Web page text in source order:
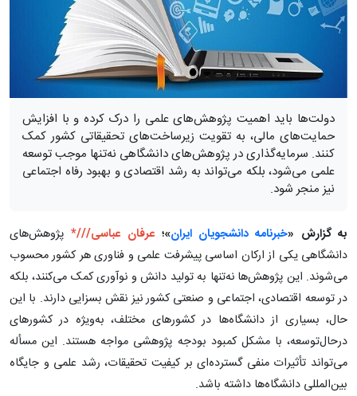
دولت‌ها باید اهمیت پژوهش‌های علمی را درک کرده و با افزایش
حمایت‌های مالی، به تقویت زیرساخت‌های تحقیقاتی کشور کمک
کنند. سرمایه‌گذاری در پژوهش‌های دانشگاهی نه‌تنها موجب توسعه
علمی می‌شود، بلکه می‌تواند به رشد اقتصادی و بهبود رفاه اجتماعی
نیز منجر شود.
به گزارش «خبرنامه دانشجویان ایران»؛ عرفان عباسی///*پژوهش‌های
دانشگاهی یکی از ارکان اساسی پیشرفت علمی و فناوری هر کشور محسوب
می‌شوند. این پژوهش‌ها نه‌تنها به تولید دانش و نوآوری کمک می‌کنند، بلکه
در توسعه اقتصادی، اجتماعی و صنعتی کشور نیز نقش بسزایی دارند. با این
حال، بسیاری از دانشگاه‌ها در کشورهای مختلف، به‌ویژه در کشورهای
درحال‌توسعه، با مشکل کمبود بودجه پژوهشی مواجه هستند. این مسأله
می‌تواند تأثیرات منفی گسترده‌ای بر کیفیت تحقیقات، رشد علمی و جایگاه
بین‌المللی دانشگاه‌ها داشته باشد.